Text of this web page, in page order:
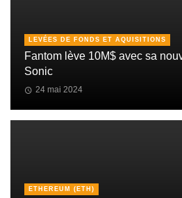
LEVÉES DE FONDS ET AQUISITIONS
Fantom lève 10M$ avec sa
Sonic
24 mai 2024
ETHEREUM (ETH)